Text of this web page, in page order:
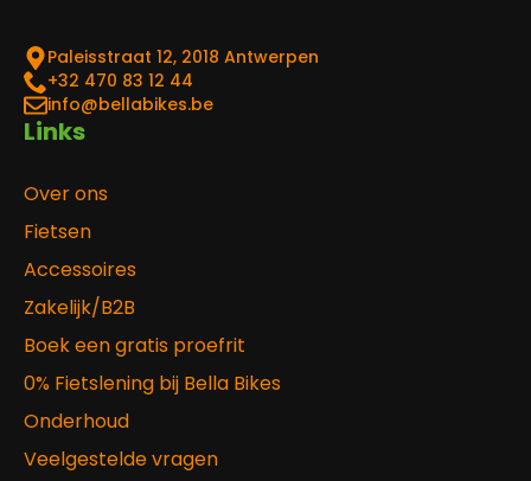
Paleisstraat 12, 2018 Antwerpen
‎+32 470 83 12 44
info@bellabikes.be
Links
Over ons
Fietsen
Accessoires
Zakelijk/B2B
Boek een gratis proefrit
0% Fietslening bij Bella Bikes
Onderhoud
Veelgestelde vragen